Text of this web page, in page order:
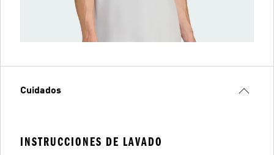
Cuidados
INSTRUCCIONES DE LAVADO